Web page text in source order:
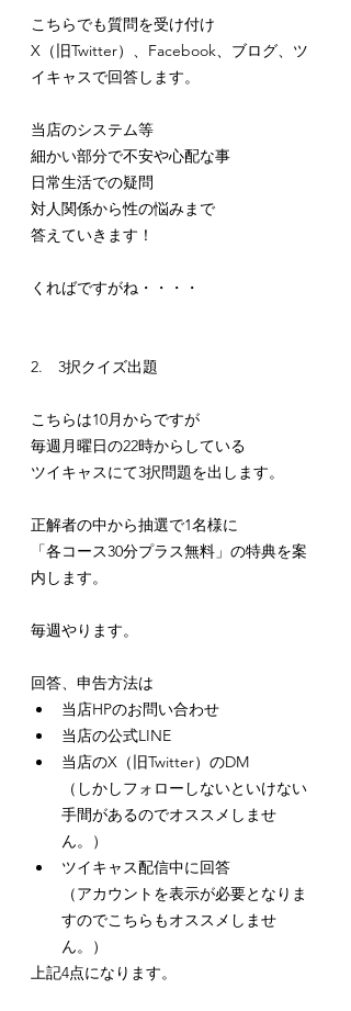
こちらでも質問を受け付け
X（旧Twitter）、Facebook、ブログ、ツ
イキャスで回答します。
当店のシステム等
細かい部分で不安や心配な事
日常生活での疑問
対人関係から性の悩みまで
答えていきます！
くればですがね・・・・
2.　3択クイズ出題
こちらは10月からですが
毎週月曜日の22時からしている
ツイキャスにて3択問題を出します。
正解者の中から抽選で1名様に
「各コース30分プラス無料」の特典を案
内します。
毎週やります。
回答、申告方法は
当店HPのお問い合わせ
当店の公式LINE
当店のX（旧Twitter）のDM
（しかしフォローしないといけない
手間があるのでオススメしませ
ん。）
ツイキャス配信中に回答
（アカウントを表示が必要となりま
すのでこちらもオススメしませ
ん。）
上記4点になります。